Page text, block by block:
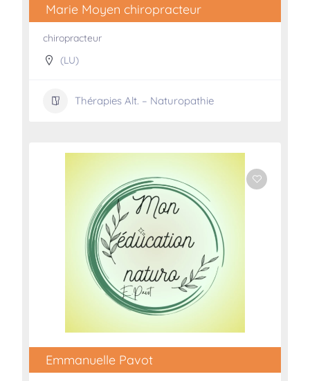
Marie Moyen chiropracteur
chiropracteur
(LU)
Thérapies Alt. – Naturopathie
Emmanuelle Pavot